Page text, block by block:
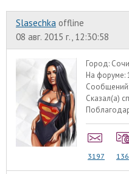
Slasechka offline
08 авг. 2015 г., 12:30:58
Город: Сочи
На форуме:
Сообщений:
Сказал(а)
3197 136